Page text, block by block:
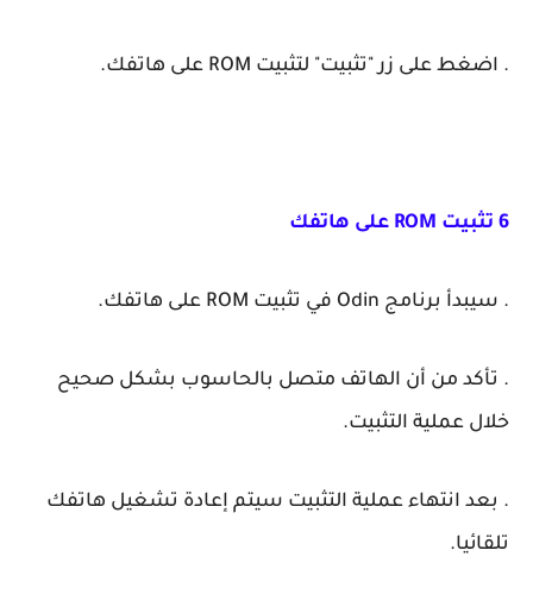
. اضغط على زر "تثبيت" لتثبيت ROM على هاتفك.
6 تثبيت ROM على هاتفك
. سيبدأ برنامج Odin في تثبيت ROM على هاتفك.
. تأكد من أن الهاتف متصل بالحاسوب بشكل صحيح
خلال عملية التثبيت.
. بعد انتهاء عملية التثبيت سيتم إعادة تشغيل هاتفك
تلقائيا.